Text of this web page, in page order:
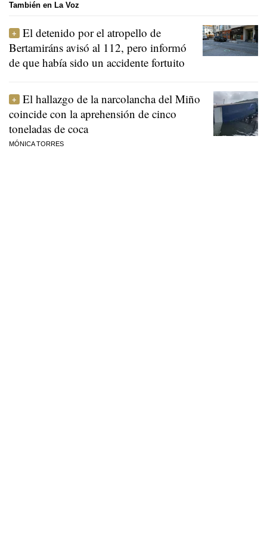
También en La Voz
El detenido por el atropello de
Bertamiráns avisó al 112, pero informó
de que había sido un accidente fortuito
El hallazgo de la narcolancha del Miño
coincide con la aprehensión de cinco
toneladas de coca
MÓNICA TORRES